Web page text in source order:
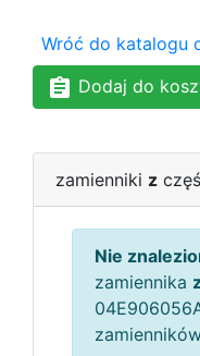
Wróć do katalogu
Dodaj do
zamienniki z
Nie
zamiennika